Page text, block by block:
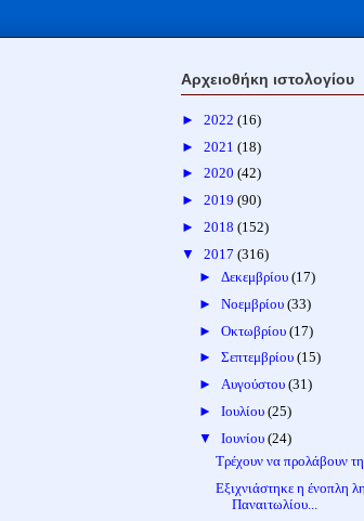
Αρχειοθήκη ιστολογίου
► 2022 (16)
► 2021 (18)
► 2020 (42)
► 2019 (90)
► 2018 (152)
▼ 2017 (316)
► Δεκεμβρίου (17)
► Νοεμβρίου (33)
► Οκτωβρίου (17)
► Σεπτεμβρίου (15)
► Αυγούστου (31)
► Ιουλίου (25)
▼ Ιουνίου (24)
Τρέχουν να προλάβουν
Εξιχνιάστηκε η ένοπλη
Παναιτωλίου...